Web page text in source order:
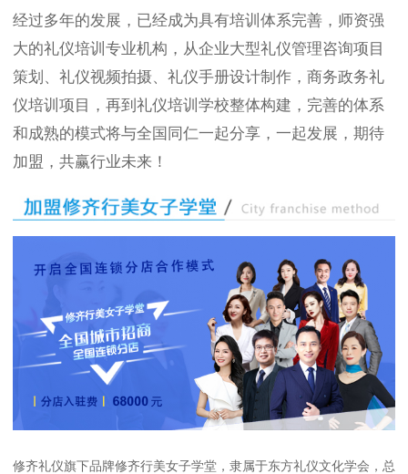
经过多年的发展，已经成为具有培训体系完善，师资强
大的礼仪培训专业机构，从企业大型礼仪管理咨询项目
策划、礼仪视频拍摄、礼仪手册设计制作，商务政务礼
仪培训项目，再到礼仪培训学校整体构建，完善的体系
和成熟的模式将与全国同仁一起分享，一起发展，期待
加盟，共赢行业未来！
修齐礼仪旗下品牌修齐行美女子学堂，隶属于东方礼仪文化学会，总